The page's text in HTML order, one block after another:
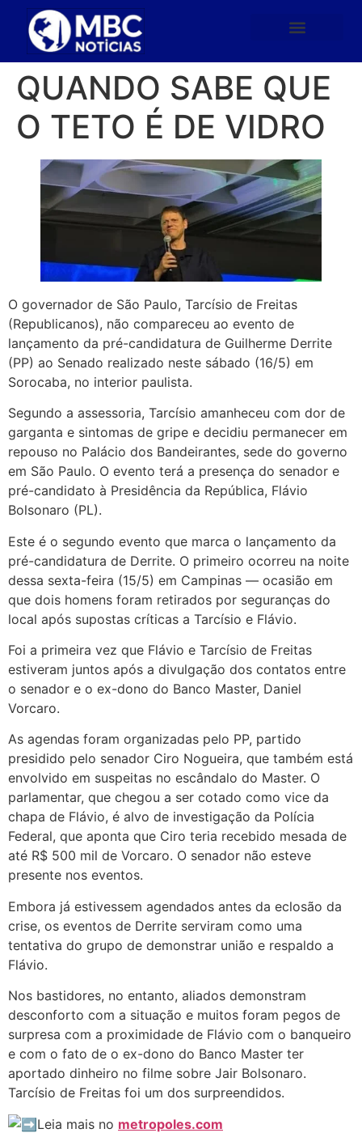
QUANDO SABE QUE
O TETO É DE VIDRO
O governador de São Paulo, Tarcísio de Freitas
(Republicanos), não compareceu ao evento de
lançamento da pré-candidatura de Guilherme Derrite
(PP) ao Senado realizado neste sábado (16/5) em
Sorocaba, no interior paulista.
Segundo a assessoria, Tarcísio amanheceu com dor de
garganta e sintomas de gripe e decidiu permanecer em
repouso no Palácio dos Bandeirantes, sede do governo
em São Paulo. O evento terá a presença do senador e
pré-candidato à Presidência da República, Flávio
Bolsonaro (PL).
Este é o segundo evento que marca o lançamento da
pré-candidatura de Derrite. O primeiro ocorreu na noite
dessa sexta-feira (15/5) em Campinas — ocasião em
que dois homens foram retirados por seguranças do
local após supostas críticas a Tarcísio e Flávio.
Foi a primeira vez que Flávio e Tarcísio de Freitas
estiveram juntos após a divulgação dos contatos entre
o senador e o ex-dono do Banco Master, Daniel
Vorcaro.
As agendas foram organizadas pelo PP, partido
presidido pelo senador Ciro Nogueira, que também está
envolvido em suspeitas no escândalo do Master. O
parlamentar, que chegou a ser cotado como vice da
chapa de Flávio, é alvo de investigação da Polícia
Federal, que aponta que Ciro teria recebido mesada de
até R$ 500 mil de Vorcaro. O senador não esteve
presente nos eventos.
Embora já estivessem agendados antes da eclosão da
crise, os eventos de Derrite serviram como uma
tentativa do grupo de demonstrar união e respaldo a
Flávio.
Nos bastidores, no entanto, aliados demonstram
desconforto com a situação e muitos foram pegos de
surpresa com a proximidade de Flávio com o banqueiro
e com o fato de o ex-dono do Banco Master ter
aportado dinheiro no filme sobre Jair Bolsonaro.
Tarcísio de Freitas foi um dos surpreendidos.
Leia mais no metropoles.com